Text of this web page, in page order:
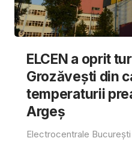
ELCEN a oprit
Grozăvești din
temperaturii
Argeș
Electrocentrale